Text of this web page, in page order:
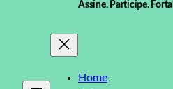
Assine. Participe.
Home